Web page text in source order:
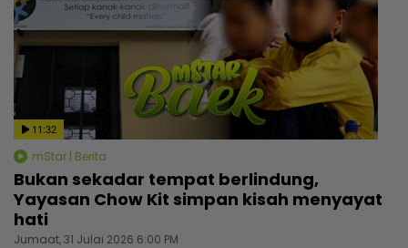
11:32
mStar | Berita
Bukan sekadar tempat berlindung,
Yayasan Chow Kit simpan kisah menyayat
hati
Jumaat, 31 Julai 2026 6:00 PM